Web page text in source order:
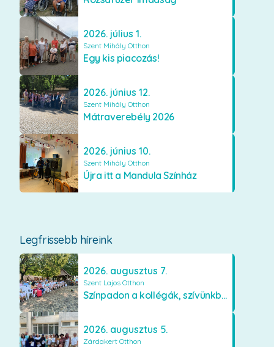
2026. július 1.
Szent Mihály Otthon
Egy kis piacozás!
2026. június 12.
Szent Mihály Otthon
Mátraverebély 2026
2026. június 10.
Szent Mihály Otthon
Újra itt a Mandula Színház
Legfrissebb híreink
2026. augusztus 7.
Szent Lajos Otthon
Színpadon a kollégák, szívünkben a lakók
2026. augusztus 5.
Zárdakert Otthon